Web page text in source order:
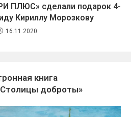
ПЛЮС» сделали подарок 4-
Кириллу Морозкову
16.11.2020
книга
доброты»